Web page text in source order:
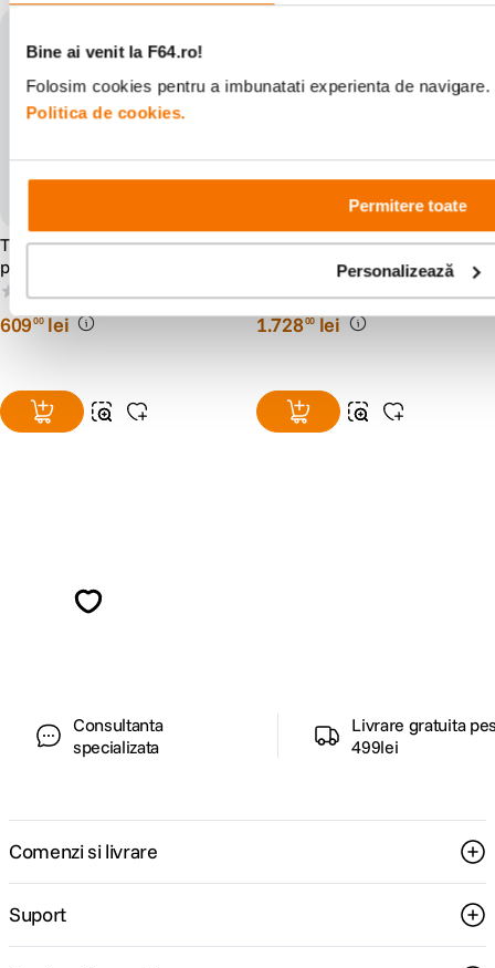
Bine ai venit la F64.ro!
Folosim cookies pentru a imbunatati experienta de
Politica de cookies.
Permitere toate
Personalizează
Tilta Cage Complet V2
pentru Sony FX3/FX30
Negru
60900 lei
Tilta Cage pentru Sony
FX3/FX30 V2 Pro Kit Negru
1.72800 lei
Consultanta
specializata
Livrare gratuita
499lei
Comenzi si livrare
Suport